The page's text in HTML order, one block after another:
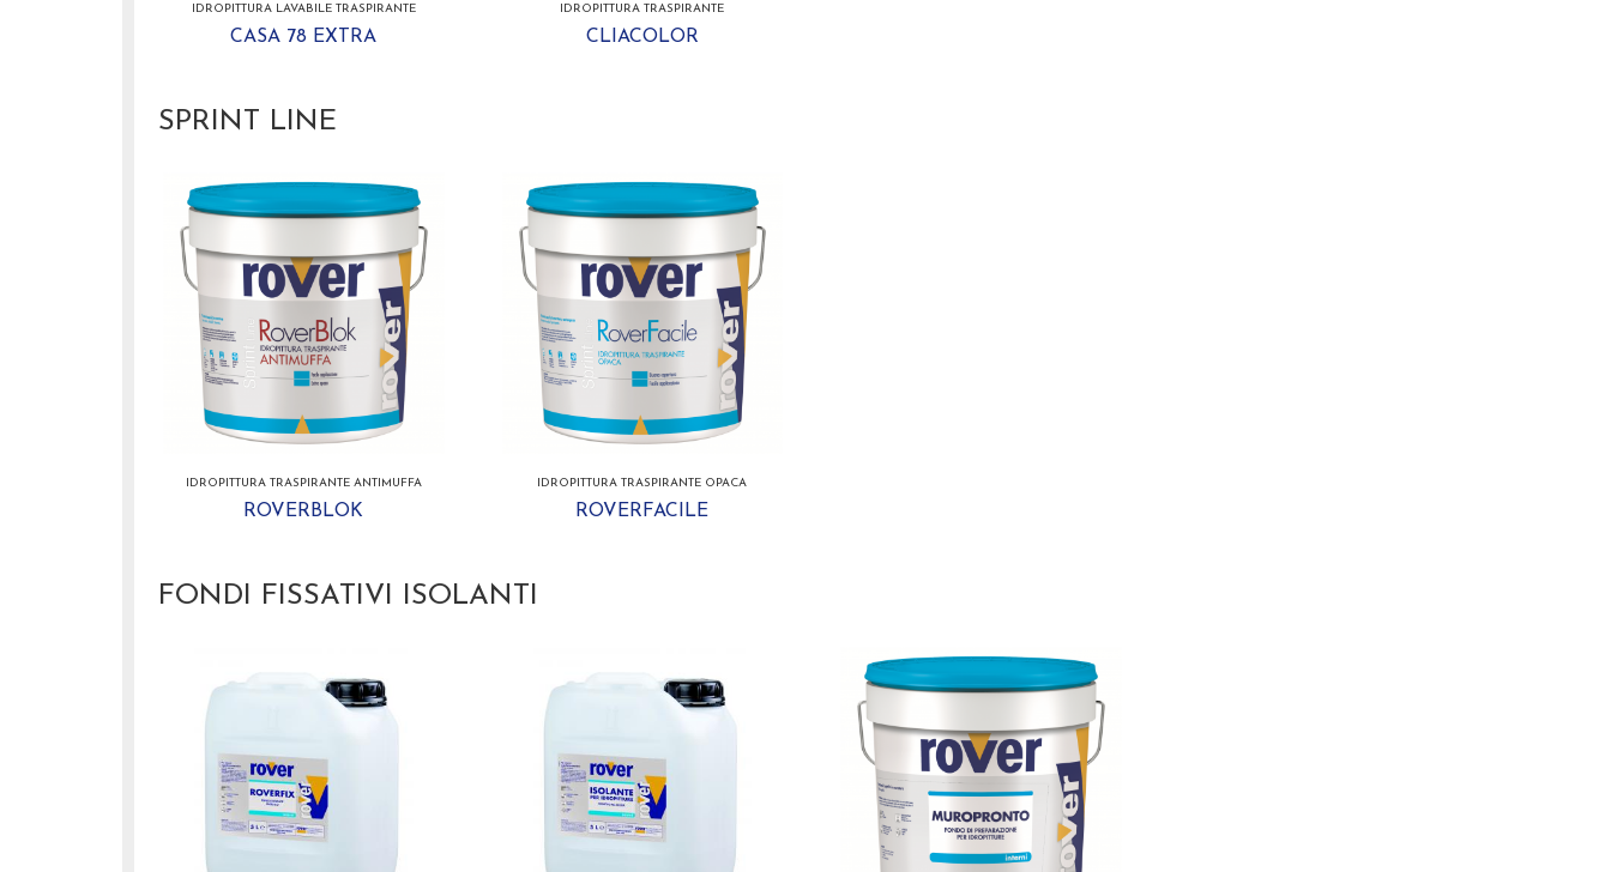
IDROPITTURA LAVABILE TRASPIRANTE
CASA 78 EXTRA
IDROPITTURA TRASPIRANTE
CLIACOLOR
SPRINT LINE
IDROPITTURA TRASPIRANTE ANTIMUFFA
ROVERBLOK
IDROPITTURA TRASPIRANTE OPACA
ROVERFACILE
FONDI FISSATIVI ISOLANTI